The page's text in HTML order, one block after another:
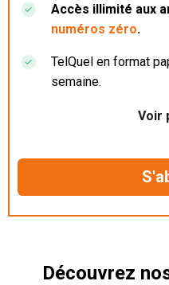
Accès illimité aux
numéros zéro.
TelQuel en format
semaine.
Nos articles en
Le magazine
Des informations
Voir
Découvrez